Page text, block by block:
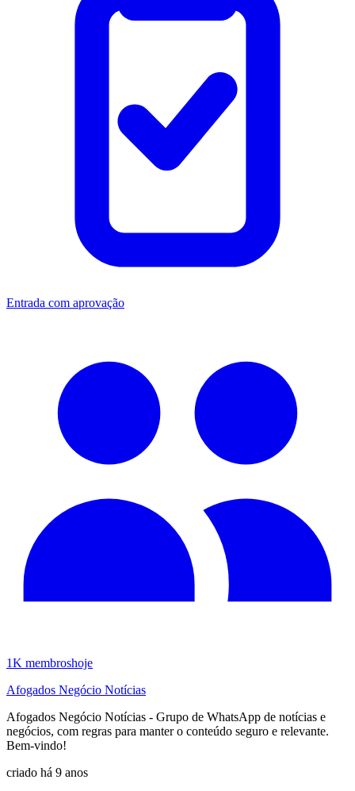
Entrada com aprovação
1K membroshoje
Afogados Negócio Notícias
Afogados Negócio Notícias - Grupo de WhatsApp de notícias e
negócios, com regras para manter o conteúdo seguro e relevante.
Bem-vindo!
criado há 9 anos